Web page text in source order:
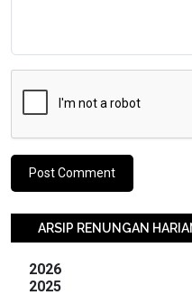
ARSIP RENUNGAN
2026
2025